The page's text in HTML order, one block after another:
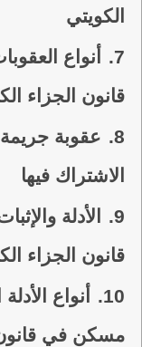
الكويتي
7.
أنواع
قانون الجزاء
8.
عقوبة
الاشتراك فيها
9.
الأدلة
قانون الجزاء
10.
أنواع
مسكن في قانون